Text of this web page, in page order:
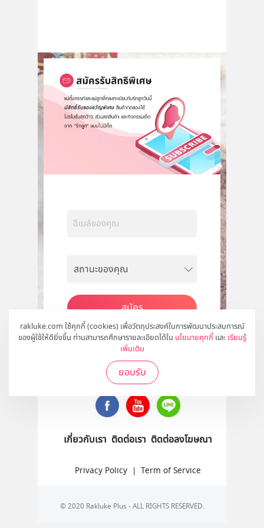
rakluke.com ใช้คุกกี้ (cookies) เพื่อวัตถุประสงค์ในการพัฒนาประสบการณ์
ของผู้ใช้ให้ดียิ่งขึ้น ท่านสามารถศึกษารายละเอียดได้ใน นโยบายคุกกี้ และ เรียนรู้
เพิ่มเติม
ยอมรับ
สมัคร
ติดตามเราได้ที่
เกี่ยวกับเรา ติดต่อเรา ติดต่อลงโฆษณา
Privacy Policy | Term of Service
© 2020 Rakluke Plus - ALL RIGHTS RESERVED.